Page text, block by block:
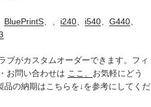
BluePrintS、、 i240、 i540、 G440、
ブがカスタムオーダーできます。フィ
お問い合わせは ここ、 お気軽にどう
品の納期はこちらを↓を参考にしてくだ